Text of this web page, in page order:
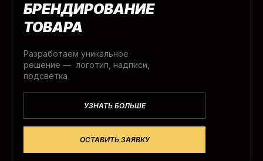
УЗНАТЬ БОЛЬШЕ
БРЕНДИРОВАНИЕ
ТОВАРА
Разработаем уникальное
решение — логотип, надписи,
подсветка
ОСТАВИТЬ ЗАЯВКУ